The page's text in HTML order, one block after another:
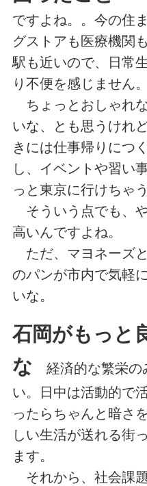
ですよね。。今の住
グストアも医療機関
駅も近いので、日常
り不便を感じません。
ちょっとおしゃれ
いな、とも思うけれ
きには仕事帰りにつ
し、イベントや習い
っと東京に行けちゃ
そういう点でも、
高いんですよね。
ただ、マヨネーズ
のパンが市内で気軽
いな。
石岡がもっと
な 経済的な繁栄の
い。日中は活動的で
ったらちゃんと暗さ
しい生活が送れる街
ます。
それから、社会課